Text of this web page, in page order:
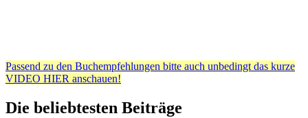
Passend zu den Buchempfehlungen bitte auch unbedingt das kurze
VIDEO HIER anschauen!
Die beliebtesten Beiträge